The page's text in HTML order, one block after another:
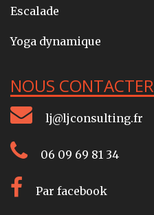
Escalade
Yoga dynamique
NOUS CONTACTER
lj@ljconsulting.fr
06 09 69 81 34
Par facebook